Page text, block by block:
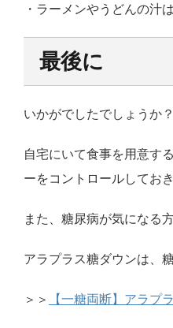
・ラーメンやうどんの汁
最後に
いかがでしたでしょうか？
自宅にいて食事を用意す
ーをコントロールしてお
また、糖尿病が気になる
アラプラス糖ダウンは、
＞＞ 【一糖両断】アラプ